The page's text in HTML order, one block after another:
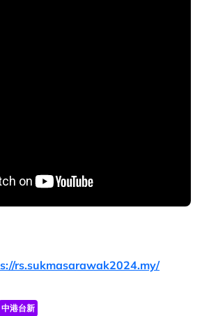
rs.sukmasarawak2024.my/
中港台新